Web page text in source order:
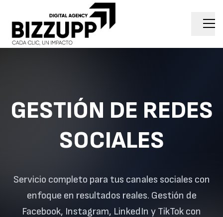
GESTIÓN DE REDES
SOCIALES
Servicio completo para tus canales sociales con
enfoque en resultados reales. Gestión de
Facebook, Instagram, LinkedIn y TikTok con